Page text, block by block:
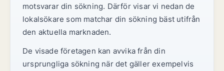
motsvarar din sökning. Därför visar vi nedan de
lokalsökare som matchar din sökning bäst utifrån
den aktuella marknaden.
De visade företagen kan avvika från din
ursprungliga sökning när det gäller exempelvis